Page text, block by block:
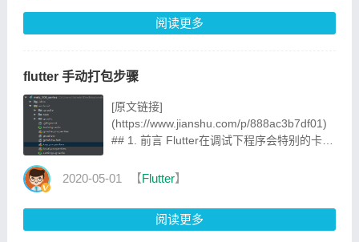
`AndroidManifest.xml
阅读更多
flutter 手动打包步骤
[原文链接]
(https://www.jianshu.com/p/888ac3b7df01)
## 1. 前言 Flutter在调试下程序会特别的卡，
顿情况。 当前只打包Android，开发环境是
步骤 1. 生成key 2. 配置key 3. 配置
build.gradle 4. 生成apk ## 3. 详细步骤 ###
2020-05-01 【Flutter】
阅读更多